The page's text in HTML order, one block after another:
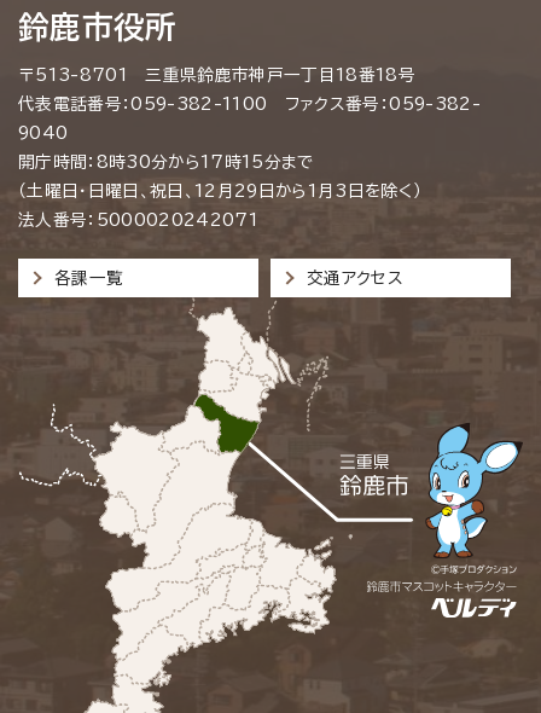
鈴鹿市役所
〒513-8701 三重県鈴鹿市神戸一丁目18番18号
代表電話番号：059-382-1100 ファクス番号：059-382-
9040
開庁時間：8時30分から17時15分まで
（土曜日・日曜日、祝日、12月29日から1月3日を除く）
法人番号：5000020242071
各課一覧 交通アクセス